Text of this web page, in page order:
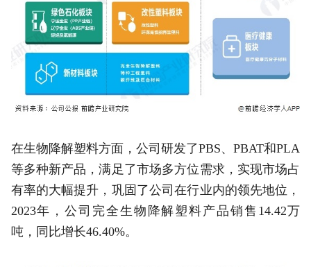
在生物降解塑料方面，公司研发了PBS、PBAT和PLA
等多种新产品，满足了市场多方位需求，实现市场占
有率的大幅提升，巩固了公司在行业内的领先地位，
2023年，公司完全生物降解塑料产品销售14.42万
吨，同比增长46.40%。